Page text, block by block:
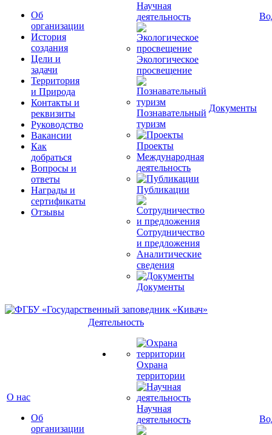
Об
организации
История
создания
Цели и
задачи
Территория
и Природа
Контакты и
реквизиты
Руководство
Вакансии
Как
добраться
Вопросы и
ответы
Награды и
сертификаты
Отзывы
Научная
деятельность
Экологическое
просвещение
Познавательный
туризм
Проекты
Международная
деятельность
Публикации
Сотрудничество
и предложения
Аналитические
сведения
Документы
Документы
О нас
Об
организации
Деятельность
Охрана
территории
Научная
деятельность